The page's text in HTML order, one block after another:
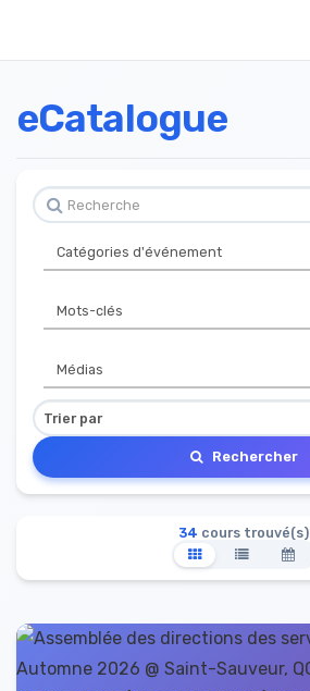
eCatalogue
Rechercher
34 cours trouvé(s)